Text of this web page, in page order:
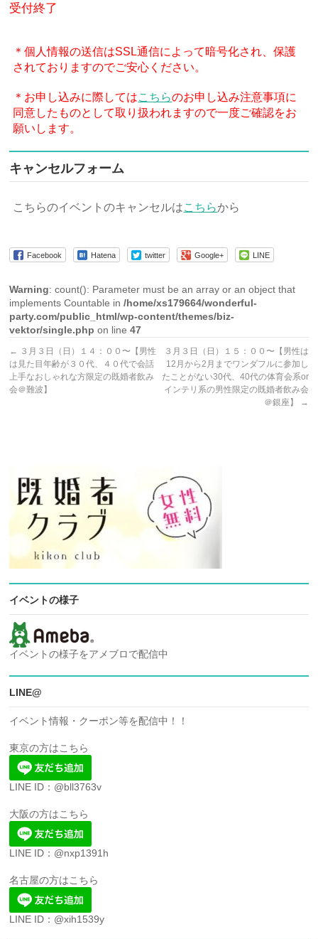
受付終了
＊個人情報の送信はSSL通信によって暗号化され、保護
されておりますのでご安心ください。
＊お申し込みに際してはこちらのお申し込み注意事項に
同意したものとして取り扱われますので一度ご確認をお
願いします。
キャンセルフォーム
こちらのイベントのキャンセルはこちらから
Facebook Hatena twitter Google+ LINE
Warning: count(): Parameter must be an array or an object that
implements Countable in/home/xs179664/wonderful-
party.com/public_html/wp-content/themes/biz-
vektor/single.php on line47
← ３月３日（日）１４：００〜【男性
は見た目年齢が３０代、４０代で会話
上手なおしゃれな方限定の既婚者飲み
会＠難波】
３月３日（日）１５：００〜【男性は
12月から2月までワンダフルに参加し
たことがない30代、40代の体育会系or
インテリ系の男性限定の既婚者飲み会
＠銀座】
→
イベントの様子
イベントの様子をアメブロで配信中
LINE@
イベント情報・クーポン等を配信中！！
東京の方はこちら
LINE ID：@bll3763v
大阪の方はこちら
LINE ID：@nxp1391h
名古屋の方はこちら
LINE ID：@xih1539y